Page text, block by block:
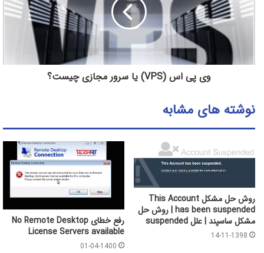
وی پی اس (VPS) یا سرور مجازی چیست؟
نوشته های مشابه
روش حل مشکل This Account
has been suspended | روش حل
مشکل ساسپند | علل suspended
14-11-1398
رفع خطای No Remote Desktop
License Servers available
01-04-1400